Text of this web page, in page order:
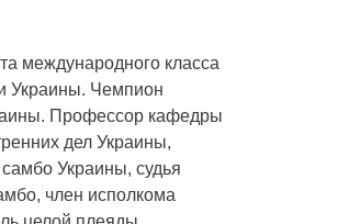
международного класса
Украины. Чемпион
Профессор кафедры
дел Украины,
Украины, судья
член исполкома